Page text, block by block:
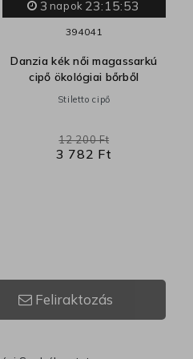
3 napok 23:15:52
394041
Danzia kék női magassarkú
cipő ökológiai bőrből
Stiletto cipő
3 782 Ft
12 200 Ft
Feliraktozás